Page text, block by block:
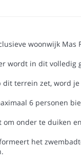
woonwijk Mas
wordt in dit
terrein zet, word
6 personen
onder te duiken
het